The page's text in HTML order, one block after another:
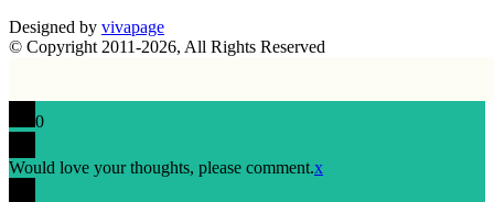
Designed by vivapage
© Copyright 2011-2026, All Rights Reserved
0
Would love your thoughts, please comment.x